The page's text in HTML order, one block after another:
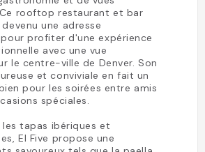
rooftop restaurant et bar
une adresse
profiter d'une expérience
avec une vue
le centre-ville de Denver. Son
et conviviale en fait un
pour les soirées entre amis
spéciales.
les tapas ibériques et
El Five propose une